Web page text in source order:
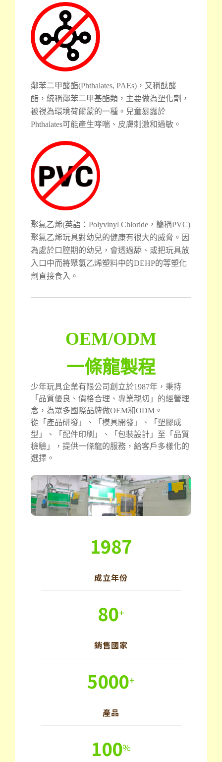
鄰苯二甲酸酯(Phthalates, PAEs)，又稱酞酸
酯，統稱鄰苯二甲基酯類，主要做為塑化劑，
被視為環境荷爾蒙的一種。兒童暴露於
Phthalates可能產生哮喘、皮膚刺激和過敏。
聚氯乙烯(英語：Polyvinyl Chloride，簡稱PVC)
聚氯乙烯玩具對幼兒的健康有很大的威脅。因
為處於口腔期的幼兒，會透過舔、或把玩具放
入口中而將聚氯乙烯塑料中的DEHP的等塑化
劑直接食入。
OEM/ODM
一條龍製程
少年玩具企業有限公司創立於1987年，秉持
「品質優良、價格合理、專業親切」的經營理
念，為眾多國際品牌做OEM和ODM。
從「產品研發」、「模具開發」、「塑膠成
型」、「配件印刷」、「包裝設計」至「品質
檢驗」，提供一條龍的服務，給客戶多樣化的
選擇。
1987
成立年份
80+
銷售國家
5000+
產品
100%